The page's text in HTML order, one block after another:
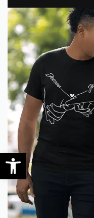
Open toolbar